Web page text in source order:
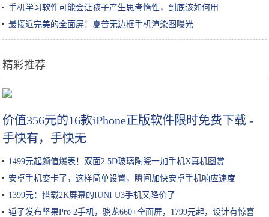
手机学习软件可能会让孩子产生思考惰性，到底该如何用
最接近完美的全面屏！夏普无边框手机渲染图曝光
精彩推荐
只花8毛钱，自己在家就能做的润肤油！冬季预防手脚干裂效果棒！
价值356元的16款iPhone正版软件限时免费下载 -
手快有，手快无
1499元起颜值爆表！双面2.5D玻璃陶瓷一加手机X真机图赏
安卓手机变卡了，这样简单设置，瞬间加快安卓手机响应速度
1399元：搭载2K屏幕的IUNI U3手机又降价了
锤子发布坚果Pro 2手机，骁龙660+全面屏，1799元起，设计有惊喜